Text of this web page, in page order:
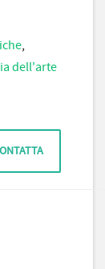
,
dell'arte